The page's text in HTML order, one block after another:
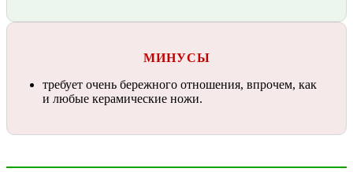
МИНУСЫ
требует очень бережного отношения, впрочем, как
и любые керамические ножи.